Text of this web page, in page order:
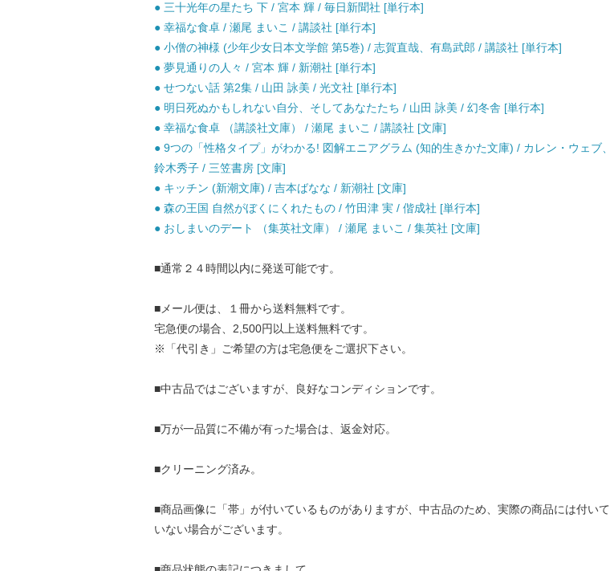
● 三十光年の星たち 下 / 宮本 輝 / 毎日新聞社 [単行本]
● 幸福な食卓 / 瀬尾 まいこ / 講談社 [単行本]
● 小僧の神様 (少年少女日本文学館 第5巻) / 志賀直哉、有島武郎 / 講談社 [単行本]
● 夢見通りの人々 / 宮本 輝 / 新潮社 [単行本]
● せつない話 第2集 / 山田 詠美 / 光文社 [単行本]
● 明日死ぬかもしれない自分、そしてあなたたち / 山田 詠美 / 幻冬舎 [単行本]
● 幸福な食卓 （講談社文庫） / 瀬尾 まいこ / 講談社 [文庫]
● 9つの「性格タイプ」がわかる! 図解エニアグラム (知的生きかた文庫) / カレン・ウェブ、
鈴木秀子 / 三笠書房 [文庫]
● キッチン (新潮文庫) / 吉本ばなな / 新潮社 [文庫]
● 森の王国 自然がぼくにくれたもの / 竹田津 実 / 偕成社 [単行本]
● おしまいのデート （集英社文庫） / 瀬尾 まいこ / 集英社 [文庫]
■通常２４時間以内に発送可能です。
■メール便は、１冊から送料無料です。
宅急便の場合、2,500円以上送料無料です。
※「代引き」ご希望の方は宅急便をご選択下さい。
■中古品ではございますが、良好なコンディションです。
■万が一品質に不備が有った場合は、返金対応。
■クリーニング済み。
■商品画像に「帯」が付いているものがありますが、中古品のため、実際の商品には付いて
いない場合がございます。